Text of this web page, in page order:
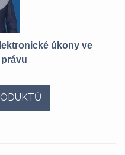
úkony ve